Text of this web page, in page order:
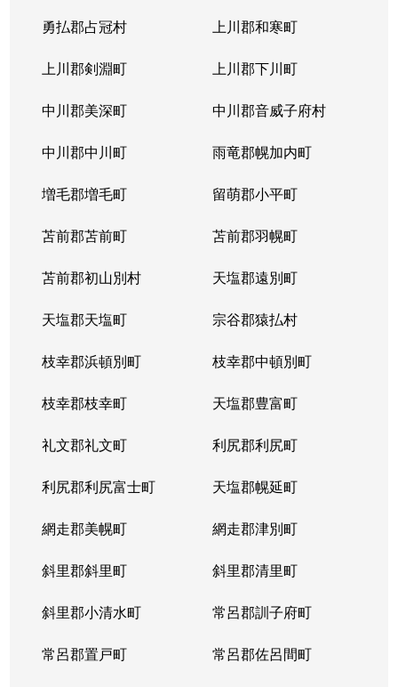
勇払郡占冠村 上川郡和寒町
上川郡剣淵町 上川郡下川町
中川郡美深町 中川郡音威子府村
中川郡中川町 雨竜郡幌加内町
増毛郡増毛町 留萌郡小平町
苫前郡苫前町 苫前郡羽幌町
苫前郡初山別村 天塩郡遠別町
天塩郡天塩町 宗谷郡猿払村
枝幸郡浜頓別町 枝幸郡中頓別町
枝幸郡枝幸町 天塩郡豊富町
礼文郡礼文町 利尻郡利尻町
利尻郡利尻富士町 天塩郡幌延町
網走郡美幌町 網走郡津別町
斜里郡斜里町 斜里郡清里町
斜里郡小清水町 常呂郡訓子府町
常呂郡置戸町 常呂郡佐呂間町